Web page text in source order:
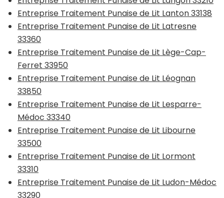
Entreprise Traitement Punaise de Lit Lanton 33138
Entreprise Traitement Punaise de Lit Latresne
33360
Entreprise Traitement Punaise de Lit Lège-Cap-
Ferret 33950
Entreprise Traitement Punaise de Lit Léognan
33850
Entreprise Traitement Punaise de Lit Lesparre-
Médoc 33340
Entreprise Traitement Punaise de Lit Libourne
33500
Entreprise Traitement Punaise de Lit Lormont
33310
Entreprise Traitement Punaise de Lit Ludon-Médoc
33290